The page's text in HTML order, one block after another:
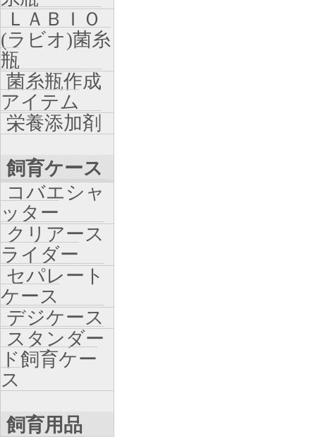
ＬＡＢＩＯ
(ラビオ)菌糸
瓶
菌糸瓶作成
アイテム
栄養添加剤
飼育ケース
コバエシャ
ッター
クリアース
ライダー
セパレート
ケース
デジケース
スタンダー
ド飼育ケー
ス
飼育用品